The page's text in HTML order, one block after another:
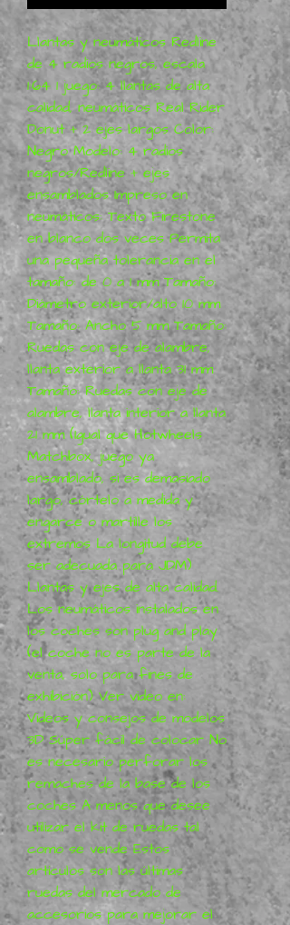
Llantas y neumáticos Redline
de 4 radios negros, escala
1:64 1 juego: 4 llantas de alta
calidad, neumáticos Real Rider
Donut + 2 ejes largos Color:
Negro Modelo: 4 radios
negros/Redline + ejes
ensamblados Impreso en
neumáticos: Texto Firestone
en blanco dos veces Permita
una pequeña tolerancia en el
tamaño: de 0 a 1 mm Tamaño:
Diámetro exterior/alto 10 mm
Tamaño: Ancho 5 mm Tamaño:
Ruedas con eje de alambre,
llanta exterior a llanta 31 mm
Tamaño: Ruedas con eje de
alambre, llanta interior a llanta
21 mm (Igual que Hotwheels
Matchbox, juego ya
ensamblado, si es demasiado
largo, córtelo a medida y
engarce o martille los
extremos La longitud debe
ser adecuada para JDM)
Llantas y ejes de alta calidad.
Los neumáticos instalados en
los coches son plug and play
(el coche no es parte de la
venta, solo para fines de
exhibición) Ver video en:
Videos y consejos de modelos
3D Súper fácil de colocar No
es necesario perforar los
remaches de la base de los
coches A menos que desee
utilizar el kit de ruedas tal
como se vende Estos
artículos son las últimas
ruedas del mercado de
accesorios para mejorar el